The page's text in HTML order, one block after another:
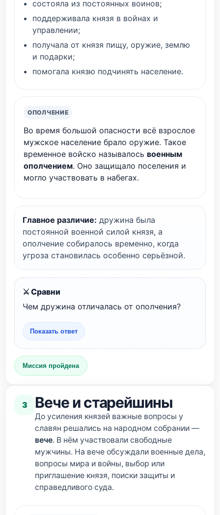
состояла из постоянных воинов;
поддерживала князя в войнах и
управлении;
получала от князя пищу, оружие, землю
и подарки;
помогала князю подчинять население.
ОПОЛЧЕНИЕ
Во время большой опасности всё взрослое
мужское население брало оружие. Такое
временное войско называлось военным
ополчением. Оно защищало поселения и
могло участвовать в набегах.
Главное различие: дружина была
постоянной военной силой князя, а
ополчение собиралось временно, когда
угроза становилась особенно серьёзной.
⚔️ Сравни
Чем дружина отличалась от ополчения?
Показать ответ
Миссия пройдена
3 Вече и старейшины
До усиления князей важные вопросы у
славян решались на народном собрании —
вече. В нём участвовали свободные
мужчины. На вече обсуждали военные дела,
вопросы мира и войны, выбор или
приглашение князя, поиски защиты и
справедливого суда.